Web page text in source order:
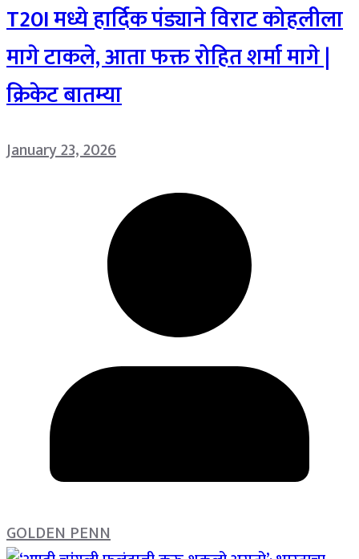
T20I मध्ये हार्दिक पंड्याने विराट कोहलीला
मागे टाकले, आता फक्त रोहित शर्मा मागे |
क्रिकेट बातम्या
January 23, 2026
GOLDEN PENN